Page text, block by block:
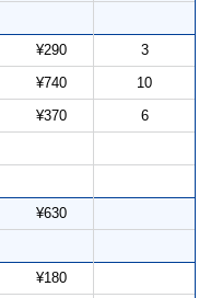
¥290 3
¥740 10
¥370 6
¥630
¥180